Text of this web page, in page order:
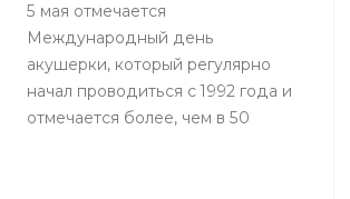
5 мая отмечается
Международный день
акушерки, который регулярно
начал проводиться с 1992 года и
отмечается более, чем в 50